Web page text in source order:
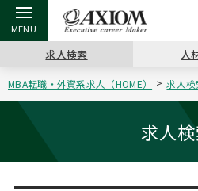
戻る
アクシアムの特長
サービス案内
戻る
キャリア支援 TOP
キャリアデザイン講座
（最新求人市場動向）
戻る
転職ツール TOP
英文レジュメの書き方
戻る
転職コラム TOP
“展”職相談室
戻る
イベント・セミナー TOP
ジョブフェア
戻る
会社概要 TOP
沿革
求人検索 人
MBA転職・外資系求人（HOME） 求人検
求人